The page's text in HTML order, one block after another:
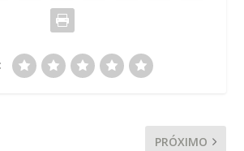
PRÓXIMO